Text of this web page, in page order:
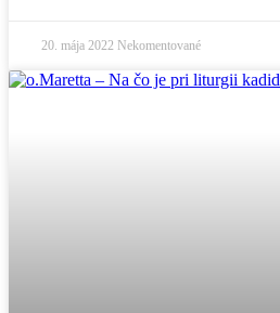
20. mája 2022 Nekomentované